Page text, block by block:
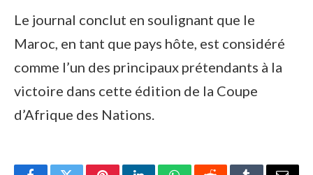
Le journal conclut en soulignant que le
Maroc, en tant que pays hôte, est considéré
comme l’un des principaux prétendants à la
victoire dans cette édition de la Coupe
d’Afrique des Nations.